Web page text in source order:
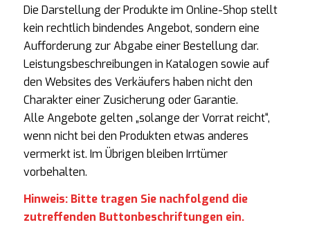
Die Darstellung der Produkte im Online-Shop stellt
kein rechtlich bindendes Angebot, sondern eine
Aufforderung zur Abgabe einer Bestellung dar.
Leistungsbeschreibungen in Katalogen sowie auf
den Websites des Verkäufers haben nicht den
Charakter einer Zusicherung oder Garantie.
Alle Angebote gelten „solange der Vorrat reicht“,
wenn nicht bei den Produkten etwas anderes
vermerkt ist. Im Übrigen bleiben Irrtümer
vorbehalten.
Hinweis: Bitte tragen Sie nachfolgend die
zutreffenden Buttonbeschriftungen ein.